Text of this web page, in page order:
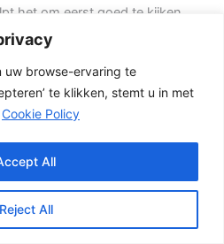
uw browse-ervaring te
te klikken, stemt u in met
Cookie Policy
Reject All
All
het om eerst goed te kijken
de gewenste uitstraling en
met grote achtertuinen en
oplossing.
vraagt om meer dan alleen
Wilt u vooral een luxe
hout-beton schutting met
accenten goed passen.
lengte van de schutting en de